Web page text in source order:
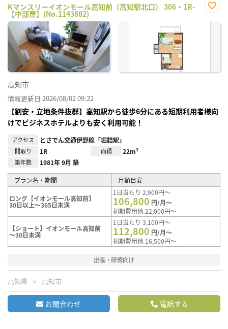
Kマンスリーイオンモール高知前（高知駅北口） 306・1R-
【中部屋】(No.1143882)
に入
高知市
情報更新日 2026/08/02 09:22
【割安・立地条件抜群】高知駅から徒歩6分にある短期利用者様向
けでビジネスホテルよりも安く利用可能！
アクセス とさでん交通伊野線「堀詰駅」
間取り 1R 面積 22m²
築年数 1981年 9月 築
プラン名・期間 月額目安
ロング【イオンモール高知前】
30日以上～365日未満
1日当たり 2,900円～
106,800 円/月～
初期費用他 22,000円～
【ショート】イオンモール高知前
～30日未満
1日当たり 3,100円～
112,800 円/月～
初期費用他 16,500円～
出張・研修向け
高知県 高知市
お問合わせ 電話する